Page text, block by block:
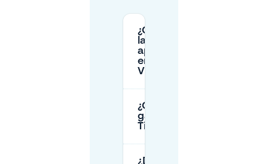
¿Cuáles son
las tarifas de
aparcamiento
en
Vredenburg?
¿Cuál es la mejor
garita cerca de
TivoliVredenburg?
¿Dónde